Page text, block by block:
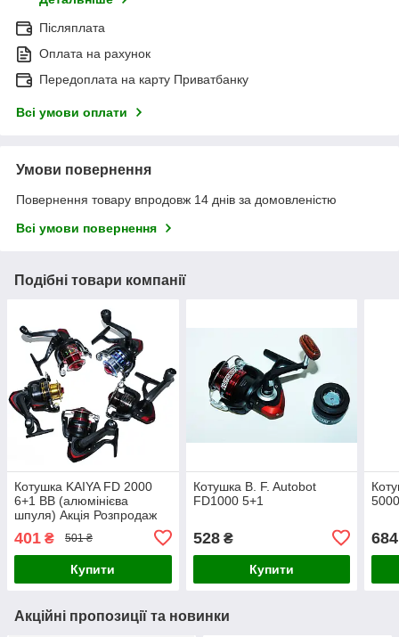
Післяплата
Оплата на рахунок
Передоплата на карту Приватбанку
Всі умови оплати
Умови повернення
Повернення товару впродовж 14 днів за домовленістю
Всі умови повернення
Подібні товари компанії
Котушка KAIYA FD 2000
6+1 BB (алюмінієва
шпуля) Акція Розпродаж
401 ₴ 501 ₴
Купити
Котушка B. F. Autobot
FD1000 5+1
528₴
Купити
684
Акційні пропозиції та новинки